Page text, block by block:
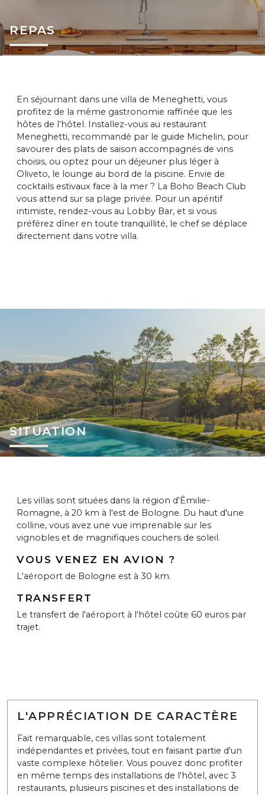
REPAS
En séjournant dans une villa de Meneghetti, vous
profitez de la même gastronomie raffinée que les
hôtes de l’hôtel. Installez-vous au restaurant
Meneghetti, recommandé par le guide Michelin, pour
savourer des plats de saison accompagnés de vins
choisis, ou optez pour un déjeuner plus léger à
Oliveto, le lounge au bord de la piscine. Envie de
cocktails estivaux face à la mer ? La Boho Beach Club
vous attend sur sa plage privée. Pour un apéritif
intimiste, rendez-vous au Lobby Bar, et si vous
préférez dîner en toute tranquillité, le chef se déplace
directement dans votre villa.
SITUATION
Les villas sont situées dans la région d'Émilie-
Romagne, à 20 km à l'est de Bologne. Du haut d'une
colline, vous avez une vue imprenable sur les
vignobles et de magnifiques couchers de soleil.
VOUS VENEZ EN AVION ?
L'aéroport de Bologne est à 30 km.
TRANSFERT
Le transfert de l'aéroport à l'hôtel coûte 60 euros par
trajet.
L'APPRÉCIATION DE CARACTÈRE
Fait remarquable, ces villas sont totalement
indépendantes et privées, tout en faisant partie d'un
vaste complexe hôtelier. Vous pouvez donc profiter
en même temps des installations de l'hôtel, avec 3
restaurants, plusieurs piscines et des installations de